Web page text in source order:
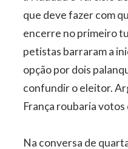
que deve fazer com
encerre no primeiro
petistas barraram a
opção por dois
confundir o eleitor.
França roubaria votos
Na conversa de